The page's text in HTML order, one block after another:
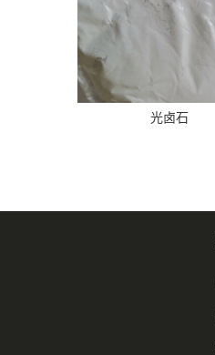
光卤石